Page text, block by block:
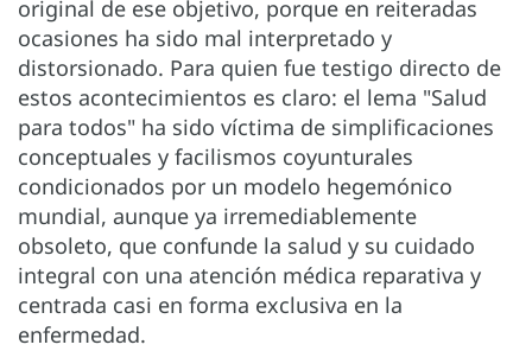
original de ese objetivo, porque en reiteradas
ocasiones ha sido mal interpretado y
distorsionado. Para quien fue testigo directo de
estos acontecimientos es claro: el lema "Salud
para todos" ha sido víctima de simplificaciones
conceptuales y facilismos coyunturales
condicionados por un modelo hegemónico
mundial, aunque ya irremediablemente
obsoleto, que confunde la salud y su cuidado
integral con una atención médica reparativa y
centrada casi en forma exclusiva en la
enfermedad.